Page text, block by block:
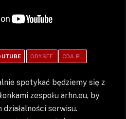
ODYSEE CDA.PL
spotykać będziemy się z
zespołu arhn.eu, by
serwisu.